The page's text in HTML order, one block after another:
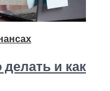
и как